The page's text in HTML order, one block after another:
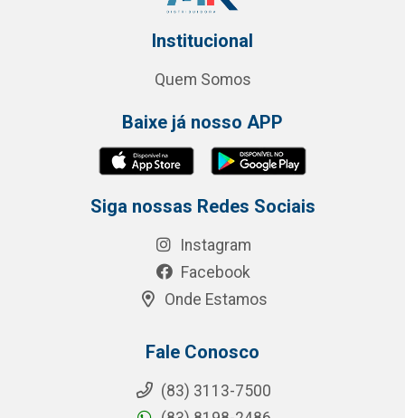
Institucional
Quem Somos
Baixe já nosso APP
Siga nossas Redes Sociais
Instagram
Facebook
Onde Estamos
Fale Conosco
(83) 3113-7500